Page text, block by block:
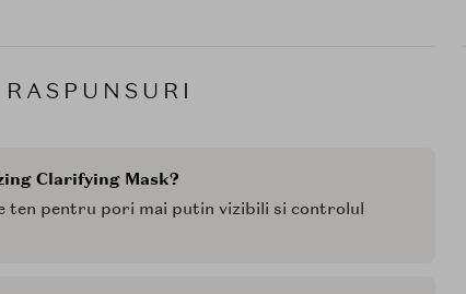
Clarifying Mask?
ten pentru pori mai putin vizibili si controlul